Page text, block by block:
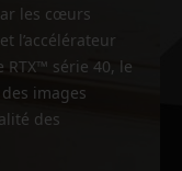
les cœurs
l’accélérateur
RTX™ série 40, le
images
des